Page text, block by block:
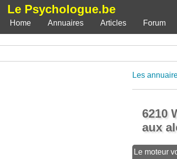
Le Psychologue.be
Home
Annuaires Articles Forum
Les
6210
aux
Le moteur